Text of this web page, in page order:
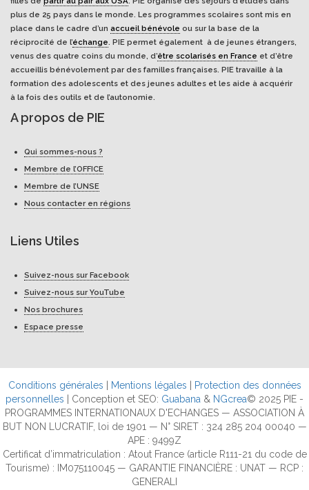
plus de 25 pays dans le monde. Les programmes scolaires sont mis en
place dans le cadre d’un accueil bénévole ou sur la base de la
réciprocité de l’échange. PIE permet également à de jeunes étrangers,
venus des quatre coins du monde, d’être scolarisés en France et d’être
accueillis bénévolement par des familles françaises. PIE travaille à la
formation des adolescents et des jeunes adultes et les aide à acquérir
à la fois des outils et de l’autonomie.
A propos de PIE
Qui sommes-nous ?
Membre de l’OFFICE
Membre de l’UNSE
Nous contacter en régions
Liens Utiles
Suivez-nous sur Facebook
Suivez-nous sur YouTube
Nos brochures
Espace presse
Conditions générales Mentions légales
Protection des données
personnelles | Conception et SEO: Guabana & NGcrea© 2025 PIE -
PROGRAMMES INTERNATIONAUX D'ECHANGES — ASSOCIATION À
BUT NON LUCRATIF, loi de 1901 — N° SIRET : 324 285 204 00040 —
APE : 9499Z
Certificat d’immatriculation : Atout France (article R111-21 du code de
Tourisme) : IM075110045 — GARANTIE FINANCIÈRE : UNAT — RCP :
GENERALI